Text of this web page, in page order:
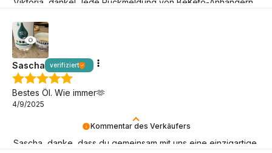
Viktoria, danke! Jede Rückmeldung von BeKeto-Anhängern
Kommentar des Verkäufers
Sascha, danke, dass du gemeinsam mit uns eine einzigartige
Sascha verifiziert
Bestes Öl. Wie immer🫶
4/9/2025